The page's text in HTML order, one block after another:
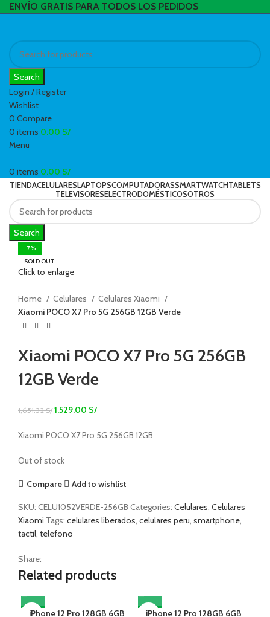
ENVÍO GRATIS PARA TODOS LOS PEDIDOS
Search
Login / Register
Wishlist
0 Compare
0 items 0.00 S/
Menu
0 items 0.00 S/
TIENDACELULARESLAPTOPSCOMPUTADORASSMARTWATCHTABLETS
TELEVISORESELECTRODOMÉSTICOSOTROS
Search
-7%
SOLD OUT
Click to enlarge
Home Celulares
Celulares Xiaomi
Xiaomi POCO X7 Pro 5G 256GB 12GB Verde
Xiaomi POCO X7 Pro 5G 256GB
12GB Verde
1,651.32S/ 1,529.00 S/
Xiaomi POCO X7 Pro 5G 256GB 12GB
Out of stock
Compare Add to wishlist
SKU: CELU1052VERDE-256GB Categories: Celulares, Celulares
Xiaomi Tags: celulares liberados, celulares peru, smartphone,
tactil, telefono
Share:
Related products
-7%
iPhone 12 Pro 128GB 6GB
-7%
iPhone 12 Pro 128GB 6GB